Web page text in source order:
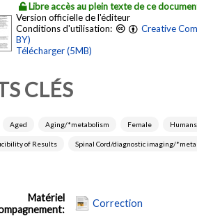
Libre accès au plein texte de ce
Version officielle de l'éditeur
Conditions d'utilisation:
Creative
BY)
Télécharger (5MB)
CLÉS
Aged Aging/*metabolism Female Humans
of Results Spinal Cord/diagnostic imaging/
Matériel
Correction